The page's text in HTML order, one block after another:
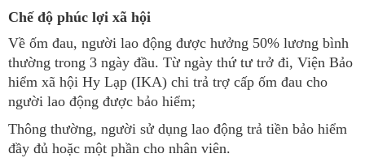
Chế độ phúc lợi xã hội
Về ốm đau, người lao động được hưởng 50% lương bình
thường trong 3 ngày đầu. Từ ngày thứ tư trở đi, Viện Bảo
hiểm xã hội Hy Lạp (IKA) chi trả trợ cấp ốm đau cho
người lao động được bảo hiểm;
Thông thường, người sử dụng lao động trả tiền bảo hiểm
đầy đủ hoặc một phần cho nhân viên.